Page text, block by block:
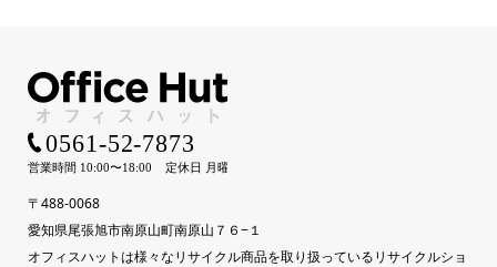
〒488-0068
愛知県尾張旭市南原山町南原山７６−１
オフィスハットは様々なリサイクル商品を取り扱っているリサイクルショ